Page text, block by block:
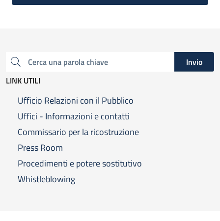
Cerca una parola chiave
Invio
LINK UTILI
Ufficio Relazioni con il Pubblico
Uffici - Informazioni e contatti
Commissario per la ricostruzione
Press Room
Procedimenti e potere sostitutivo
Whistleblowing